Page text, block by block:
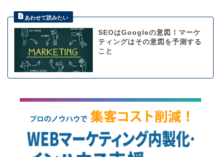
SEOはGoogleの意図！マーケ
ティングはその意図を予測する
こと